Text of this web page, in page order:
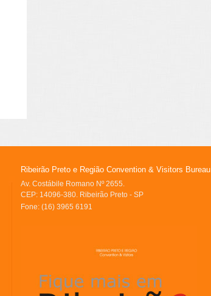
Ribeirão Preto e Região Convention & Visitors Bureau
Av. Costábile Romano Nº 2655.
CEP: 14096-380. Ribeirão Preto - SP
Fone: (16) 3965 6191